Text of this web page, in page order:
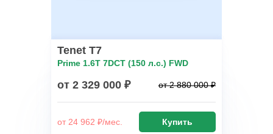
Tenet T7
Prime 1.6T 7DCT (150 л.с.) FWD
от 2 329 000 ₽ от 2 880 000 ₽
от 24 962 ₽/мес. Купить